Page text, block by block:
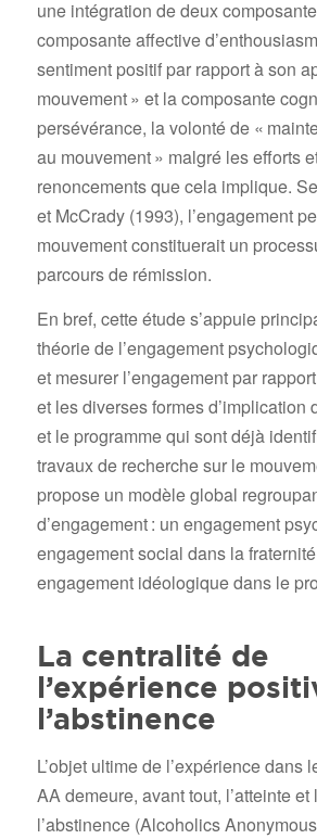
une intégration de deux
composante affective
sentiment positif par rapport à son
mouvement » et la composante
persévérance, la volonté de «
au mouvement » malgré les efforts
renoncements que cela implique.
et McCrady (1993), l’engagement
mouvement constituerait un
parcours de rémission.
En bref, cette étude s’appuie
théorie de l’engagement
et mesurer l’engagement par
et les diverses formes d’implication
et le programme qui sont déjà
travaux de recherche sur le
propose un modèle global
d’engagement : un engagement
engagement social dans la
engagement idéologique dans le
La centralité de
l’expérience
l’abstinence
L’objet ultime de l’expérience dans
AA demeure, avant tout, l’atteinte
l’abstinence (Alcoholics